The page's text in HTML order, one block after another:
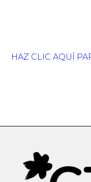
HAZ CLIC AQUÍ